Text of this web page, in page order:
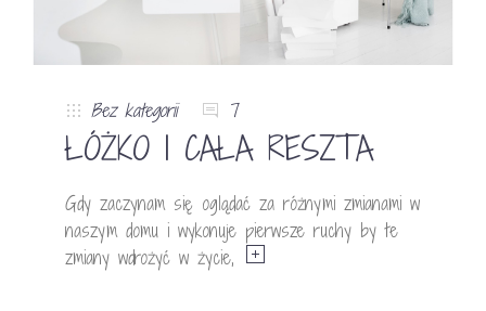
Bez kategorii 7
ŁÓŻKO I CAŁA RESZTA
Gdy zaczynam się oglądać za różnymi zmianami w
naszym domu i wykonuje pierwsze ruchy by te
zmiany wdrożyć w życie,